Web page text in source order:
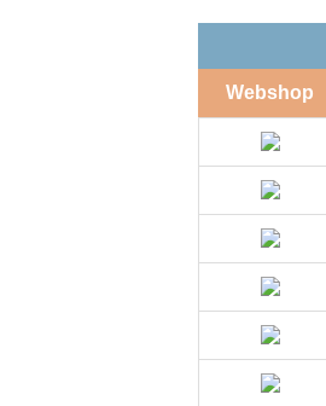
Webshop